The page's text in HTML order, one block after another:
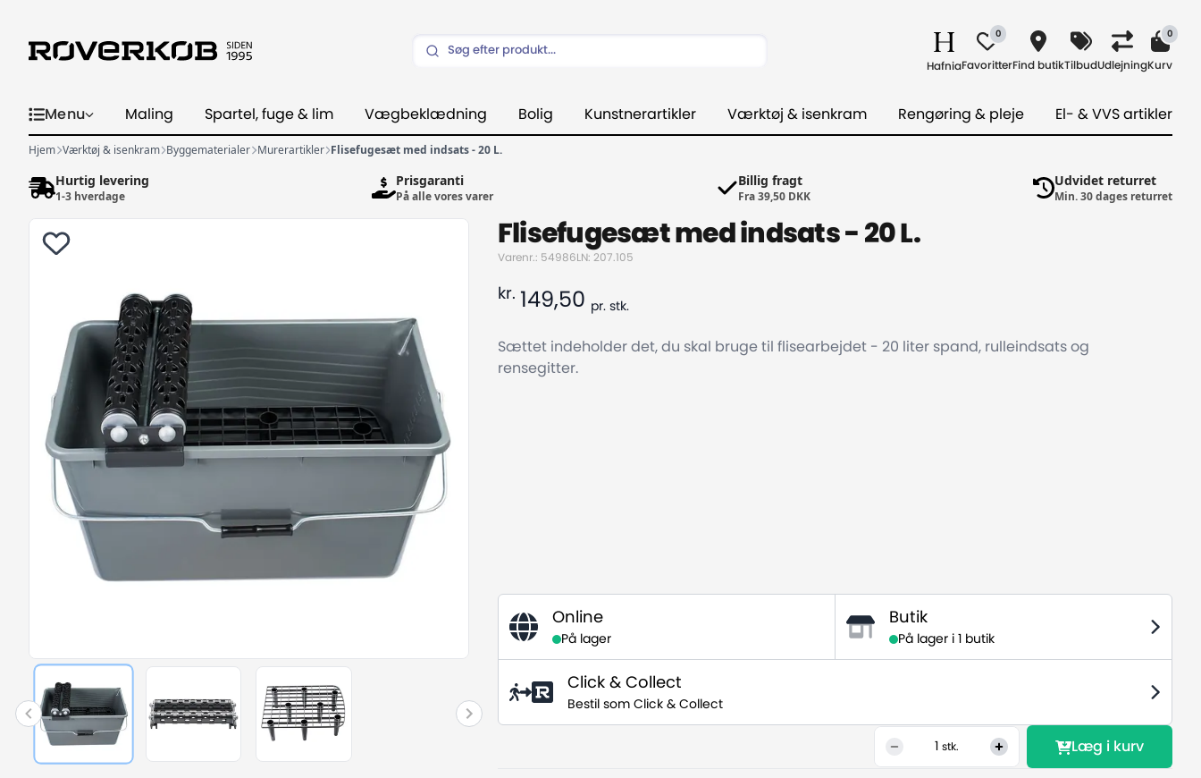
Hafnia
0
FavoritterFind butikTilbudUdlejning
0
Kurv
Menu Maling Spartel, fuge & lim Vægbeklædning Bolig Kunstnerartikler Værktøj & isenkram Rengøring & pleje El- & VVS artikler
Hjem Værktøj & isenkram Byggematerialer Murerartikler Flisefugesæt med indsats - 20 L.
Hurtig levering
1-3 hverdage
Prisgaranti
På alle vores varer
Billig fragt
Fra 39,50 DKK
Udvidet returret
Min. 30 dages returret
Flisefugesæt med indsats - 20 L.
Varenr.: 54986LN: 207.105
kr. 149,50 pr. stk.
Sættet indeholder det, du skal bruge til flisearbejdet - 20 liter spand, rulleindsats og
rensegitter.
Online
På lager
Butik
På lager i 1 butik
Click & Collect
Bestil som Click & Collect
stk. Læg i kurv